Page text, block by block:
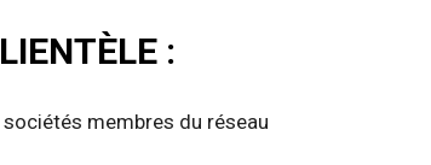
:
membres du réseau